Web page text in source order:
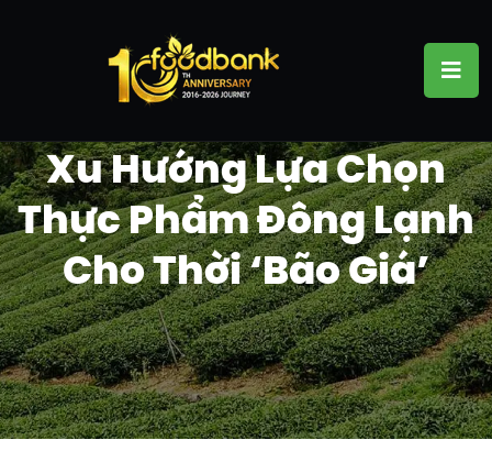
Xu Hướng Lựa Chọn
Thực Phẩm Đông Lạnh
Cho Thời ‘bão Giá’